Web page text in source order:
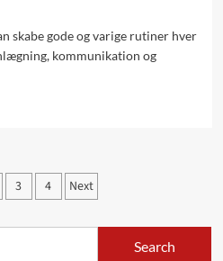
skabe gode og varige rutiner hver
kommunikation og
3 4 Next